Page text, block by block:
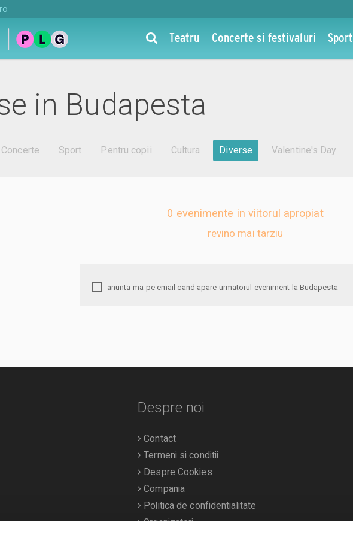
Teatru Concerte si festivaluri Sport
in Budapesta
Concerte Sport Pentru copii Cultura Diverse Valentine's Day
0 evenimente in viitorul apropiat
revino mai tarziu
anunta-ma pe email cand apare urmatorul eveniment la Budapesta
Despre noi
Contact
Termeni si conditii
Despre Cookies
Compania
Politica de confidentialitate
Organizatori